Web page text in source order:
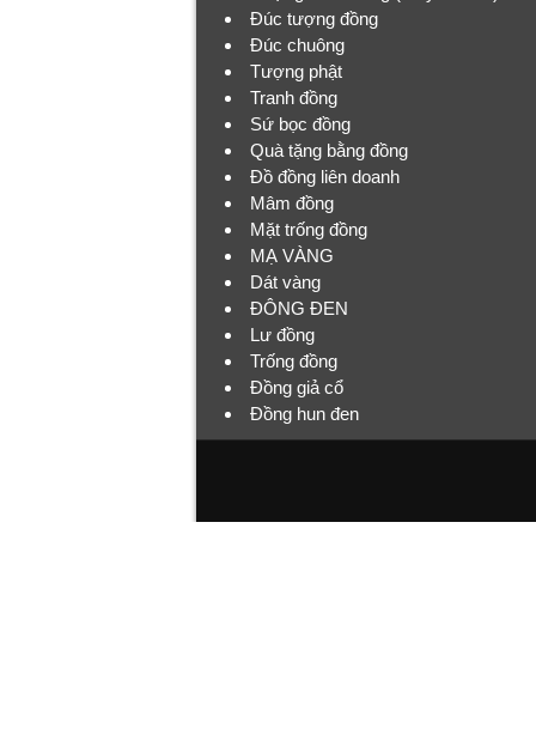
Đúc tượng đồng
Đúc chuông
Tượng phật
Tranh đồng
Sứ bọc đồng
Quà tặng bằng đồng
Đồ đồng liên doanh
Mâm đồng
Mặt trống đồng
MẠ VÀNG
Dát vàng
ĐÔNG ĐEN
Lư đồng
Trống đồng
Đồng giả cổ
Đồng hun đen